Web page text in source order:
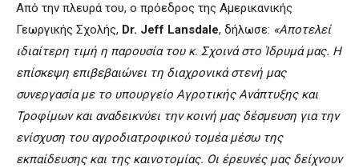
Από την πλευρά του, ο πρόεδρος της Αμερικανικής
Γεωργικής Σχολής, Dr. Jeff Lansdale, δήλωσε: «Αποτελεί
ιδιαίτερη τιμή η παρουσία του κ. Σχοινά στο Ίδρυμά μας. Η
επίσκεψη επιβεβαιώνει τη διαχρονικά στενή μας
συνεργασία με το υπουργείο Αγροτικής Ανάπτυξης και
Τροφίμων και αναδεικνύει την κοινή μας δέσμευση για την
ενίσχυση του αγροδιατροφικού τομέα μέσω της
εκπαίδευσης και της καινοτομίας. Οι έρευνές μας δείχνουν